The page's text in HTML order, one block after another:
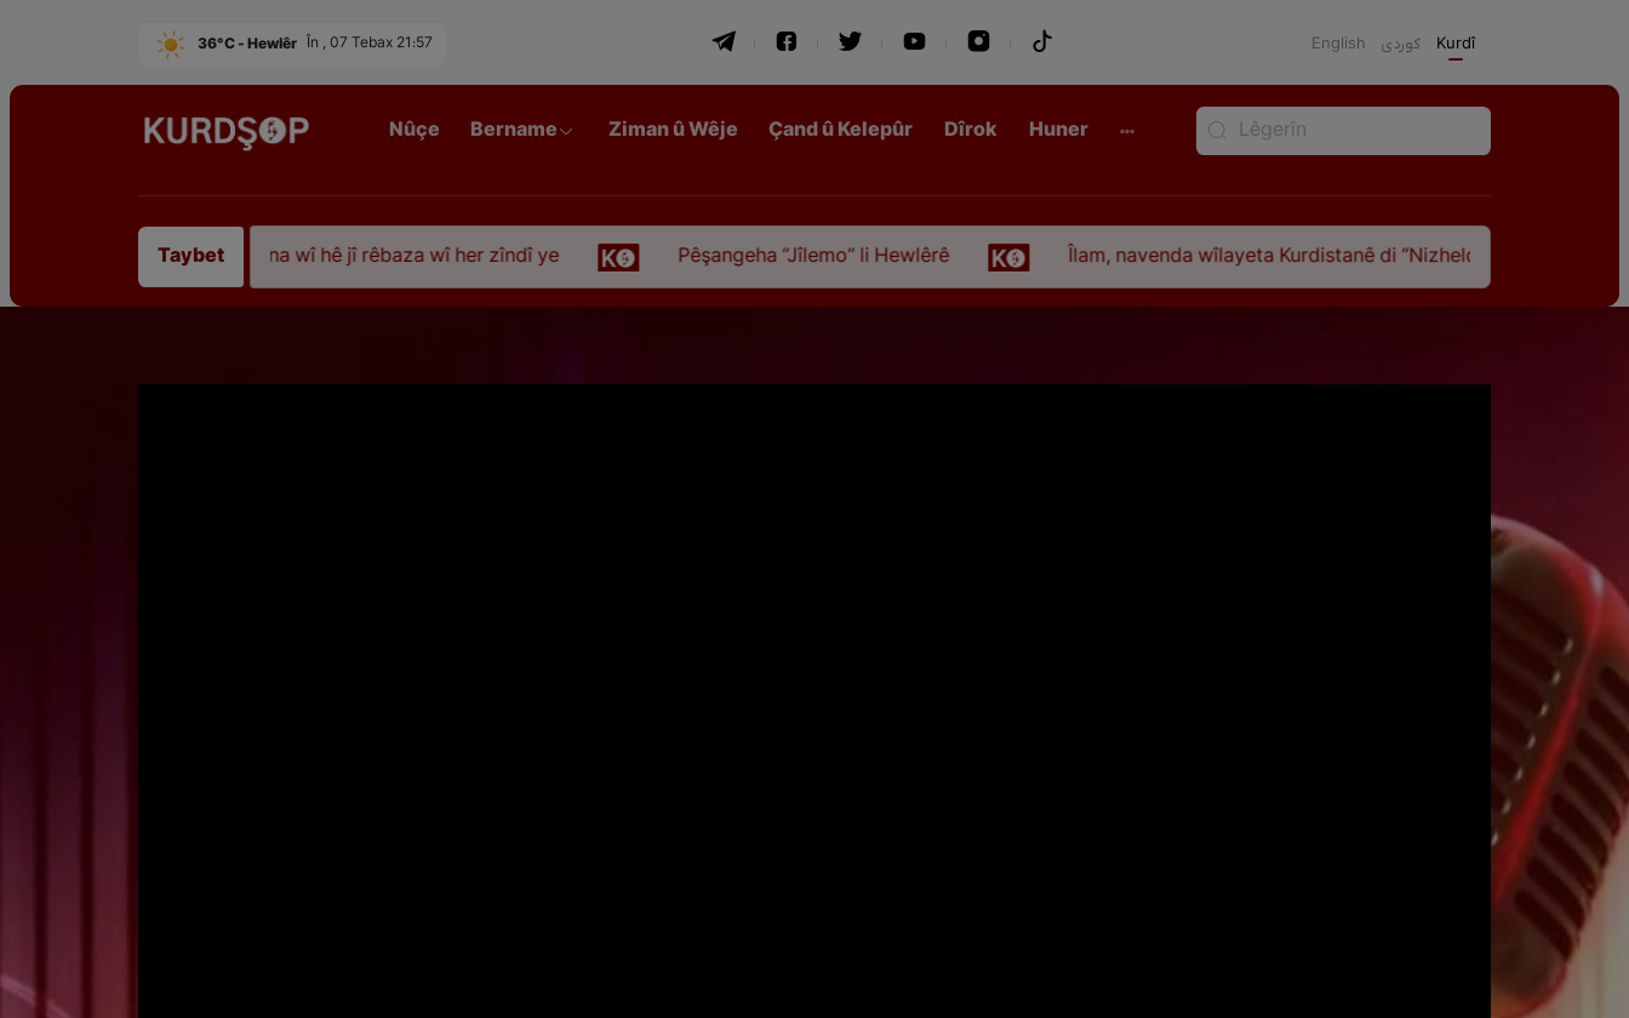
36°C - Hewlêr În , 07 Tebax 21:57 English كوردی Kurdî
Nûçe Bername Ziman û Wêje Çand û Kelepûr Dîrok Huner
Taybet
35 sal ji şehîdbûna wî hê jî rêbaza wî her zîndî ye Pêşangeha “Jîlemo” li Hewlêrê